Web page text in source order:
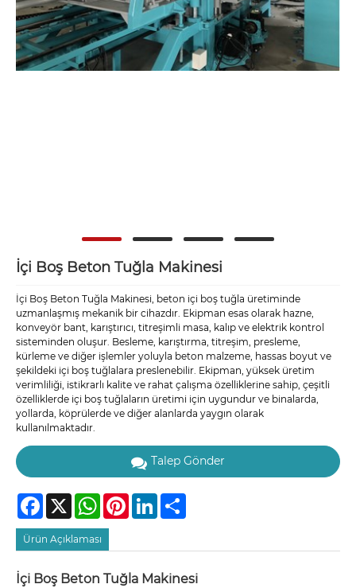
İçi Boş Beton Tuğla Makinesi
İçi Boş Beton Tuğla Makinesi, beton içi boş tuğla üretiminde
uzmanlaşmış mekanik bir cihazdır. Ekipman esas olarak hazne,
konveyör bant, karıştırıcı, titreşimli masa, kalıp ve elektrik kontrol
sisteminden oluşur. Besleme, karıştırma, titreşim, presleme,
kürleme ve diğer işlemler yoluyla beton malzeme, hassas boyut ve
şekildeki içi boş tuğlalara preslenebilir. Ekipman, yüksek üretim
verimliliği, istikrarlı kalite ve rahat çalışma özelliklerine sahip, çeşitli
özelliklerde içi boş tuğlaların üretimi için uygundur ve binalarda,
yollarda, köprülerde ve diğer alanlarda yaygın olarak
kullanılmaktadır.
Talep Gönder
Facebook
X WhatsAppPinterestLinkedIn
Ürün Açıklaması
İçi Boş Beton Tuğla Makinesi